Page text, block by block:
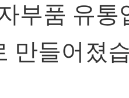
부품 유
만들어졌